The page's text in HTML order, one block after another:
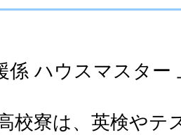
係 ハウスマスター
校寮は、英検やテ